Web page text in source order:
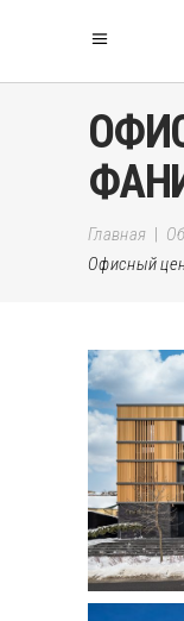
Главная |
Офисный